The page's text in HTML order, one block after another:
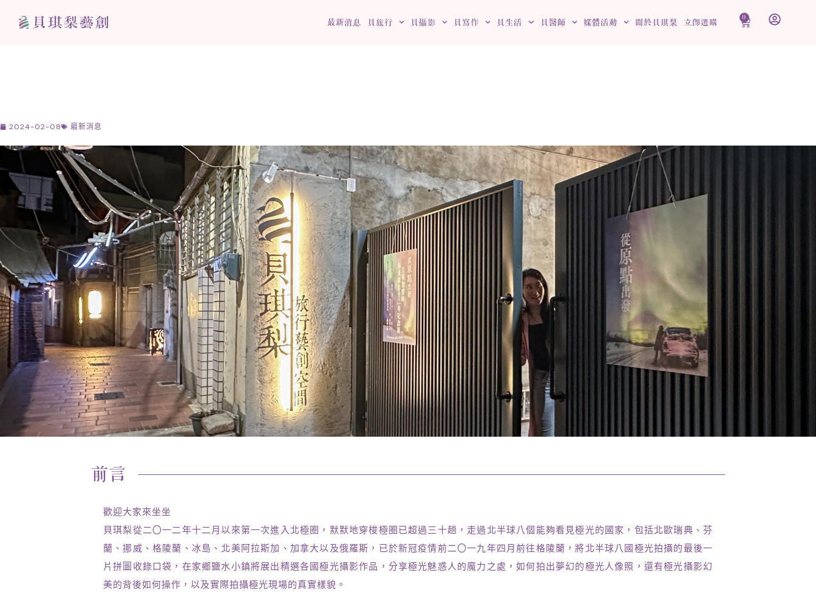
最新消息 貝旅行 貝攝影 貝寫作 貝生活 貝醫師 媒體活動 關於貝琪梨 立即選購
0
購
2024-02-08 最新消息
前言
歡迎大家來坐坐
貝琪梨從二〇一二年十二月以來第一次進入北極圈，默默地穿梭極圈已超過三十趟，走過北半球八個能夠看見極光的國家，包括北歐瑞典、芬
蘭、挪威、格陵蘭、冰島、北美阿拉斯加、加拿大以及俄羅斯，已於新冠疫情前二〇一九年四月前往格陵蘭，將北半球八國極光拍攝的最後一
片拼圖收錄口袋，在家鄉鹽水小鎮將展出精選各國極光攝影作品，分享極光魅惑人的魔力之處，如何拍出夢幻的極光人像照，還有極光攝影幻
美的背後如何操作，以及實際拍攝極光現場的真實樣貌。